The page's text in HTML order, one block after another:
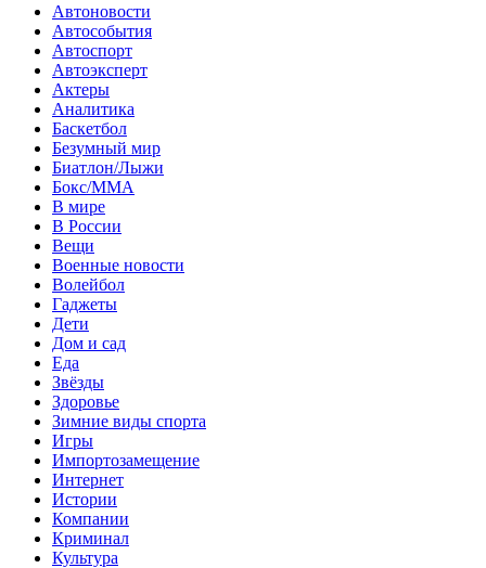
Автоновости
Автособытия
Автоспорт
Автоэксперт
Актеры
Аналитика
Баскетбол
Безумный мир
Биатлон/Лыжи
Бокс/MMA
В мире
В России
Вещи
Военные новости
Волейбол
Гаджеты
Дети
Дом и сад
Еда
Звёзды
Здоровье
Зимние виды спорта
Игры
Импортозамещение
Интернет
Истории
Компании
Криминал
Культура